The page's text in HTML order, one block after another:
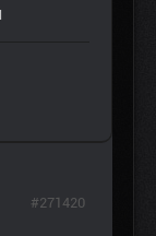
#271420